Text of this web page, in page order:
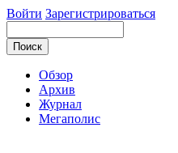
Войти Зарегистрироваться
Обзор
Архив
Журнал
Мегаполис